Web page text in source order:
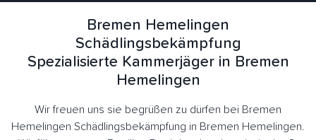
Bremen Hemelingen
Schädlingsbekämpfung
Spezialisierte Kammerjäger in Bremen
Hemelingen
Wir freuen uns sie begrüßen zu dürfen bei Bremen
Hemelingen Schädlingsbekämpfung in Bremen Hemelingen.